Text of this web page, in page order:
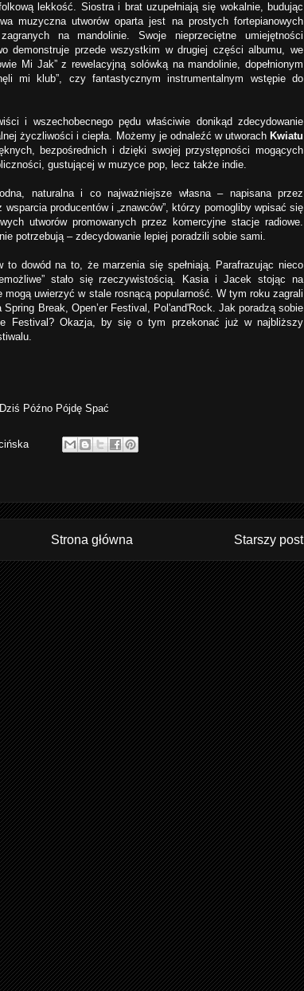
lekkość. Siostra i brat uzupełniają się wokalnie, budując
muzyczna utworów oparta jest na prostych fortepianowych
na mandolinie. Swoje nieprzeciętne umiejętności
demonstruje przede wszystkim w drugiej części albumu, we
Mi Jak” z rewelacyjną solówką na mandolinie, dopełnionym
mi klub”, czy fantastycznym instrumentalnym wstępie do
i wszechobecnego pędu właściwie donikąd zdecydowanie
życzliwości i ciepła. Możemy je odnaleźć w utworach Kwiatu
bezpośrednich i dzięki swojej przystępności mogących
gustującej w muzyce pop, lecz także indie.
naturalna i co najważniejsze własna – napisana przez
producentów i „znawców”, którzy pomogliby wpisać się
utworów promowanych przez komercyjne stacje radiowe.
potrzebują – zdecydowanie lepiej poradzili sobie sami.
to dowód na to, że marzenia się spełniają. Parafrazując nieco
stało się rzeczywistością. Kasia i Jacek stojąc na
uwierzyć w stale rosnącą popularność. W tym roku zagrali
Break, Open’er Festival, Pol'and'Rock. Jak poradzą sobie
Festival? Okazja, by się o tym przekonać już w najbliższy
Późno Pójdę Spać
Starszy post
Strona główna